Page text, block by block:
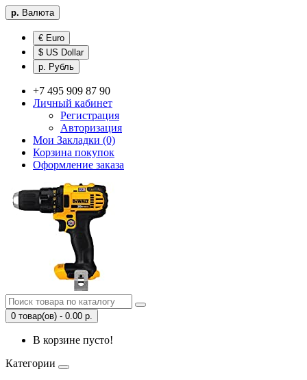
р. Валюта
€ Euro
$ US Dollar
р. Рубль
+7 495 909 87 90
Личный кабинет
Регистрация
Авторизация
Мои Закладки (0)
Корзина покупок
Оформление заказа
0 товар(ов) - 0.00 р.
В корзине пусто!
Категории